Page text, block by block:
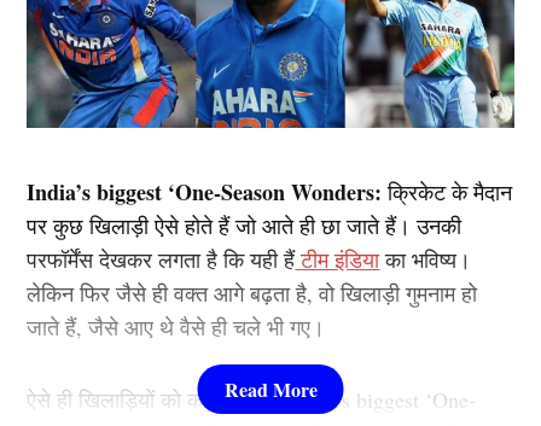
India’s biggest ‘One-Season Wonders:क्रिकेट के मैदान
पर कुछ खिलाड़ी ऐसे होते हैं जो आते ही छा जाते हैं। उनकी
परफॉर्मेंस देखकर लगता है कि यही हैंटीम इंडियाका भविष्य।
लेकिन फिर जैसे ही वक्त आगे बढ़ता है, वो खिलाड़ी गुमनाम हो
जाते हैं, जैसे आए थे वैसे ही चले भी गए।
ऐसे ही खिलाड़ियों को कहा जाता है (India’s biggest ‘One-